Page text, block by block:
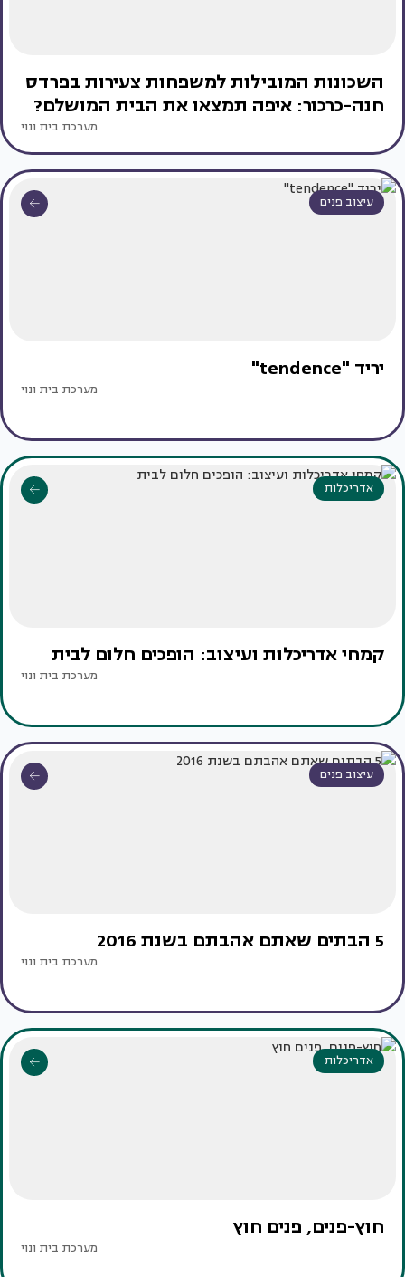
השכונות המובילות למשפחות צעירות בפרדס
חנה-כרכור: איפה תמצאו את הבית המושלם?
מערכת בית ונוי
עיצוב פנים
יריד "tendence"
מערכת בית ונוי
אדריכלות
קמחי אדריכלות ועיצוב: הופכים חלום לבית
מערכת בית ונוי
עיצוב פנים
5 הבתים שאתם אהבתם בשנת 2016
מערכת בית ונוי
אדריכלות
חוץ-פנים, פנים חוץ
מערכת בית ונוי